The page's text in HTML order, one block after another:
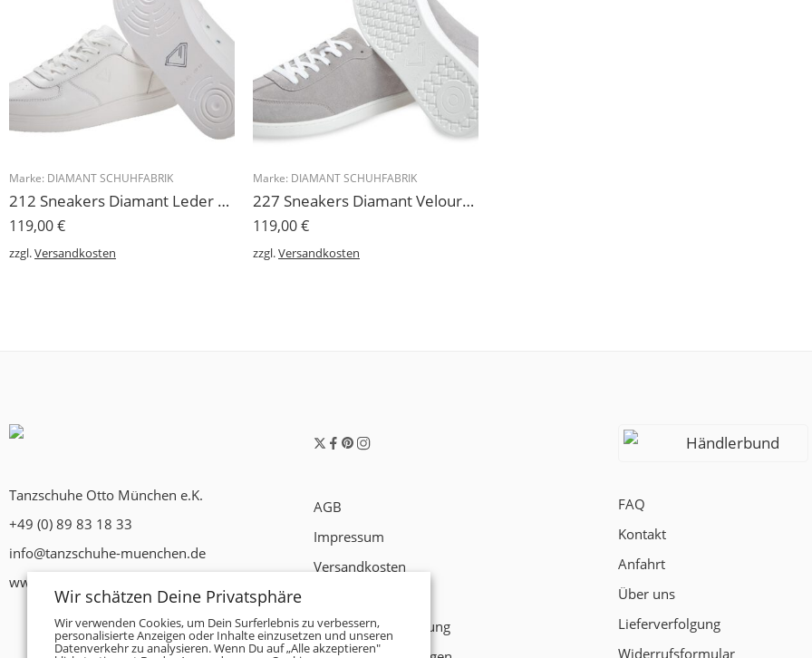
Marke: DIAMANT SCHUHFABRIK
212 Sneakers Diamant Leder weiss, drehfreudige Kunststoffsohle
119,00€
zzgl.Versandkosten
Marke: DIAMANT SCHUHFABRIK
227 Sneakers Diamant Veloursleder hellgrau, drehfreudige Kunststoffsohle
119,00€
zzgl.Versandkosten
Tanzschuhe Otto München e.K.
+49 (0) 89 83 18 33
info@tanzschuhe-muenchen.de
www.tanzschuhe-muenchen.de
AGB
Impressum
Versandkosten
Datenschutzerklärung
Händlerbund
FAQ
Kontakt
Anfahrt
Über uns
Lieferverfolgung
Widerrufsformular
Wir schätzen Deine Privatsphäre
Wir verwenden Cookies, um Dein Surferlebnis zu verbessern,
personalisierte Anzeigen oder Inhalte einzusetzen und unseren
Datenverkehr zu analysieren. Wenn Du auf „Alle akzeptieren"